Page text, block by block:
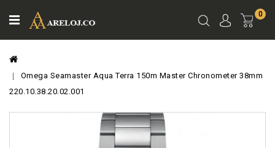
0
Omega Seamaster Aqua Terra 150m Master Chronometer 38mm
220.10.38.20.02.001